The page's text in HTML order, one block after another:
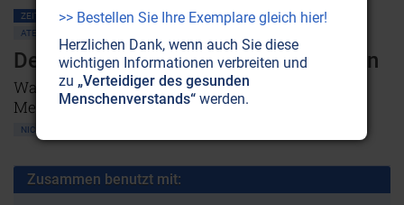
ZEITENSCHRIFT NR. 9, S.10 BEWUSSTSEIN
MAGIE • OKKULTISMUS
ATEM • PRANHA • AURA
Der Mensch: Das siebenfältige Wesen
Was ist die Seele? Und wo nistet der Geist im
Menschen? Die wahre Natur des Menschen.
NICHT ONLINE VERFÜGBAR
Zusammen benutzt mit:
>> Bestellen Sie Ihre Exemplare gleich hier!
Herzlichen Dank, wenn auch Sie diese
wichtigen Informationen verbreiten und
zu „Verteidiger des gesunden
Menschenverstands“ werden.